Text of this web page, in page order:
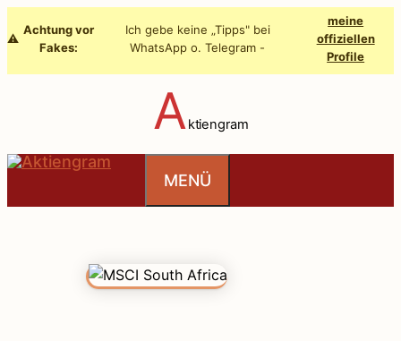
Inhalt
⚠️
Achtung vor
Fakes:
Ich gebe keine „Tipps" bei
WhatsApp o. Telegram -
meine
offiziellen
Profile
Aktiengram
MENÜ